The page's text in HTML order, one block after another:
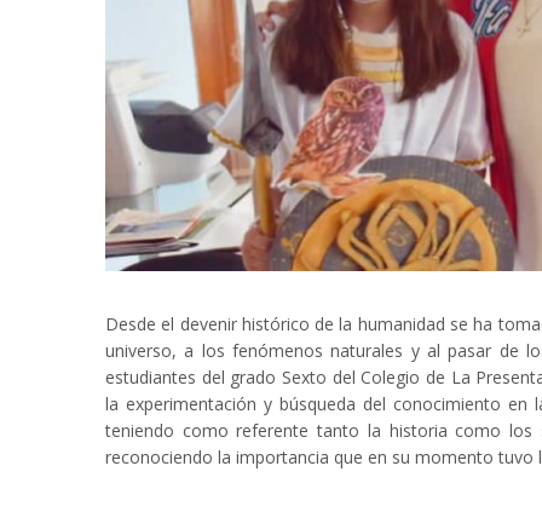
Desde el devenir histórico de la humanidad se ha
universo, a los fenómenos naturales y al pasar de
estudiantes del grado Sexto del Colegio de La
la experimentación y búsqueda del conocimiento
teniendo como referente tanto la historia como los
reconociendo la importancia que en su momento tuvo